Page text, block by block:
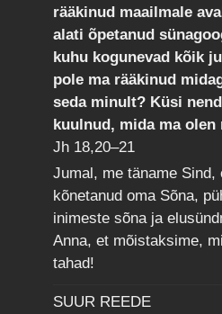
rääkinud maailmale
alati õpetanud
kuhu kogunevad kõik
pole ma rääkinud
seda minult? Küsi
kuulnud, mida ma
Jh 18,20–21
Jumal, me täname Sind,
kõnetanud oma Sõna,
inimeste sõna ja
Anna, et mõistaksime,
tahad!
SUUR REEDE